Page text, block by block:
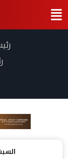
السبت 24 ديسمبر 2022 |